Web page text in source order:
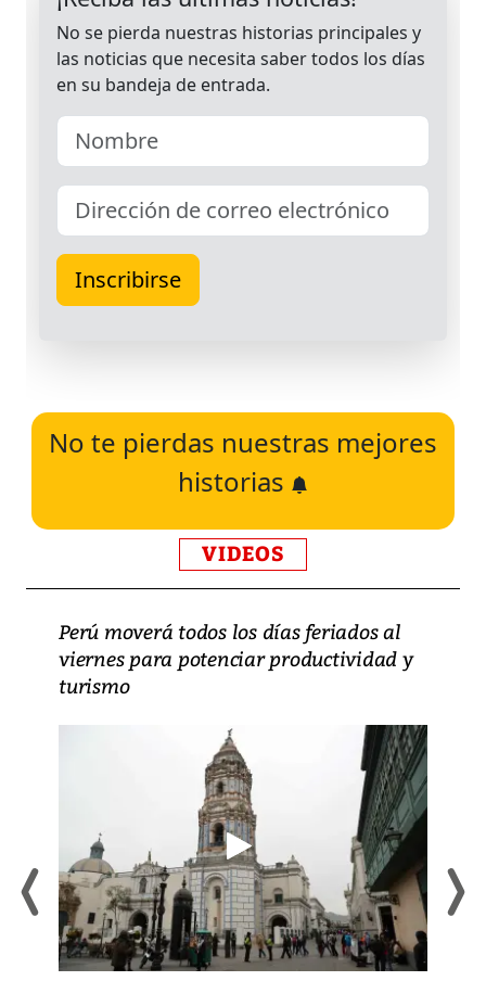
No te pierdas nuestras mejores
historias
VIDEOS
Perú moverá todos los días feriados al
viernes para potenciar productividad y
turismo